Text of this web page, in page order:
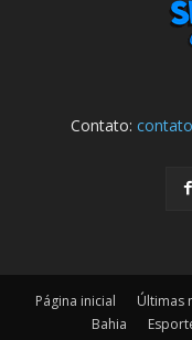
Contato:
Página inicial Últimas
Bahia